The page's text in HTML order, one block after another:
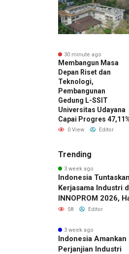
30 minute ago
Membangun Masa
Depan Riset dan
Teknologi,
Pembangunan
Gedung L-SSIT
Universitas Udayana
Capai Progres
0 View Editor
Trending
3 week ago
Indonesia
Kerjasama Industri
INNOPROM 2026,
Belasan Kerja Sama
58 Editor
3 week ago
Indonesia Amankan
Perjanjian Industri